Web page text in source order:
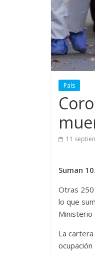
País
11
Suman
Otras
lo que
Ministerio
La